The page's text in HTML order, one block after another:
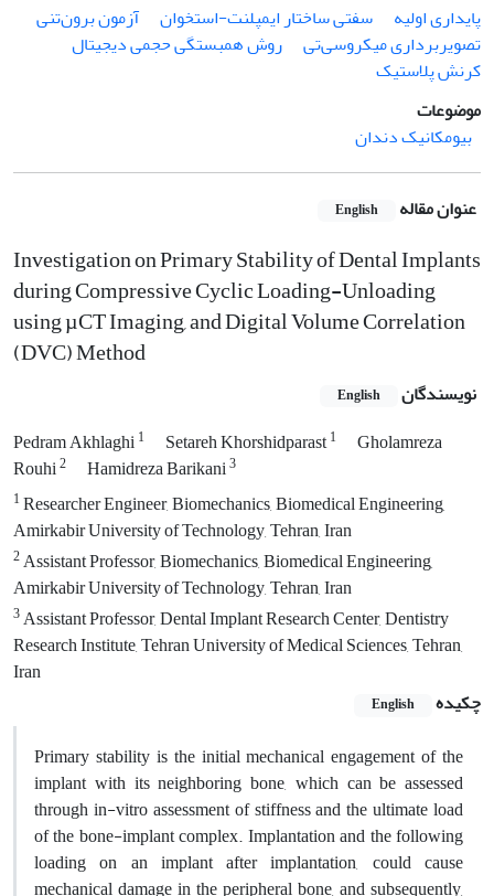
پایداری اولیه
سفتی ساختار ایمپلنت-استخوان
آزمون برون‌تنی
تصویربرداری میکروسی‌تی
روش همبستگی حجمی دیجیتال
کرنش پلاستیک
موضوعات
بیومکانیک دندان
عنوان مقاله English
Investigation on Primary Stability of Dental Implants
during Compressive Cyclic Loading-Unloading
using µCT Imaging, and Digital Volume Correlation
(DVC) Method
نویسندگان English
Pedram Akhlaghi1 Setareh Khorshidparast1
Gholamreza
Rouhi2 Hamidreza Barikani3
1Researcher Engineer, Biomechanics, Biomedical Engineering,
Amirkabir University of Technology, Tehran, Iran
2Assistant Professor, Biomechanics, Biomedical Engineering,
Amirkabir University of Technology, Tehran, Iran
3Assistant Professor, Dental Implant Research Center, Dentistry
Research Institute, Tehran University of Medical Sciences, Tehran,
Iran
چکیده
English
Primary stability is the initial mechanical engagement of the
implant with its neighboring bone, which can be assessed
through in-vitro assessment of stiffness and the ultimate load
of the bone-implant complex. Implantation and the following
loading on an implant after implantation, could cause
mechanical damage in the peripheral bone, and subsequently,